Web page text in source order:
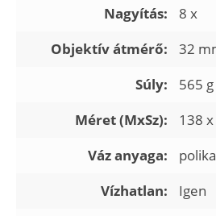
Nagyítás:
8 x
Objektív átmérő:
32
Súly:
565 g
Méret (MxSz):
138
Váz anyaga:
Vízhatlan:
Igen